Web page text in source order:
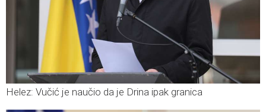
Helez: Vučić je naučio da je Drina ipak granica